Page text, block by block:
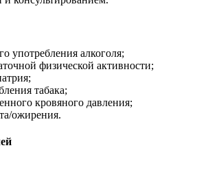
употребления алкоголя;
физической активности;
табака;
кровяного давления;
ожирения.